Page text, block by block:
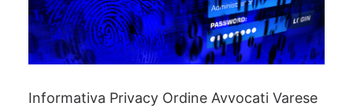
Informativa Privacy Ordine Avvocati Varese